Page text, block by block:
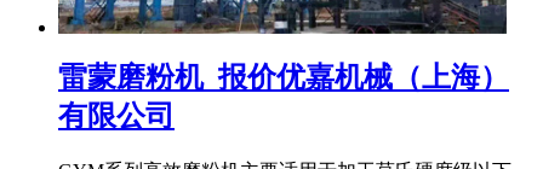
雷蒙磨粉机_报价优嘉机械（上海）
有限公司